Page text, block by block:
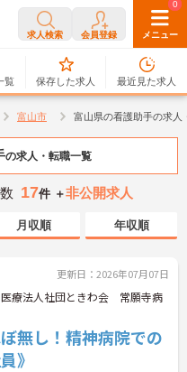
求人検索 会員登録 メニュー
覧
0
保存した求人
0
最近見た求人
富山市 富山県の看護助手の求人
の求人・転職一覧
17件 ＋非公開求人
月収順 年収順
更新日：2026年07月07日
医療法人社団ときわ会 常願寺病
無し！精神病院での
》